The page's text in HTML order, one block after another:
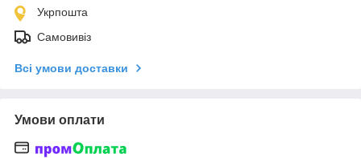
Укрпошта
Самовивіз
Всі умови доставки
Умови оплати